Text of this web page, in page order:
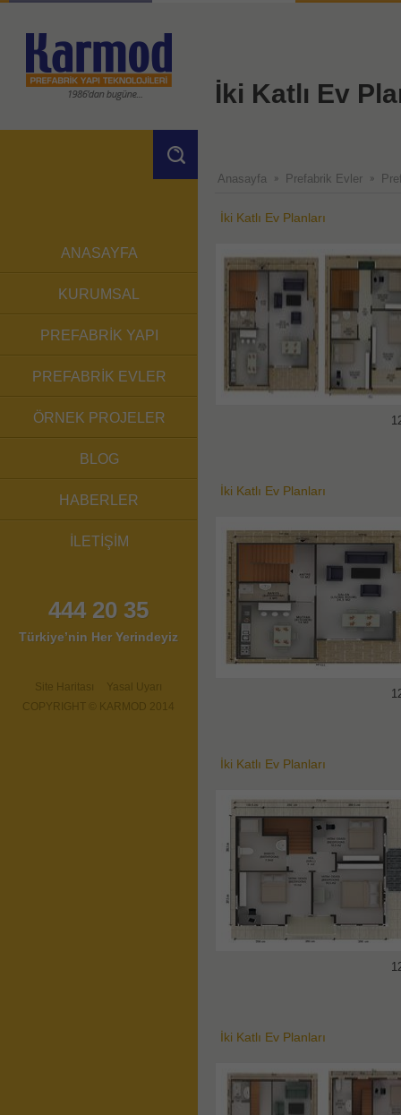
ANASAYFA
KURUMSAL
PREFABRİK YAPI
PREFABRİK EVLER
ÖRNEK PROJELER
BLOG
HABERLER
İLETİŞİM
444 20 35
Türkiye’nin Her Yerindeyiz
Site Haritası
Yasal Uyarı
COPYRIGHT © KARMOD 2014
İki Katlı Ev
Anasayfa Prefabrik Evler
İki Katlı Ev Planları
İki Katlı Ev Planları
İki Katlı Ev Planları
İki Katlı Ev Planları